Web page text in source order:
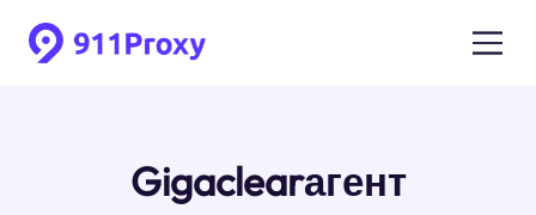
Gigaclearагент